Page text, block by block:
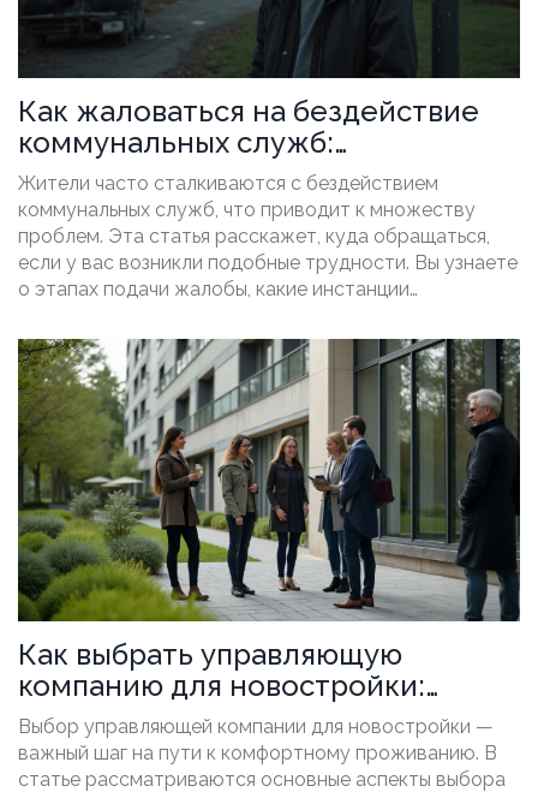
Как жаловаться на бездействие
коммунальных служб:
руководство
Жители часто сталкиваются с бездействием
коммунальных служб, что приводит к множеству
проблем. Эта статья расскажет, куда обращаться,
если у вас возникли подобные трудности. Вы узнаете
о этапах подачи жалобы, какие инстанции
Как выбрать управляющую
компанию для новостройки:
советы и рекомендации
Выбор управляющей компании для новостройки —
важный шаг на пути к комфортному проживанию. В
статье рассматриваются основные аспекты выбора